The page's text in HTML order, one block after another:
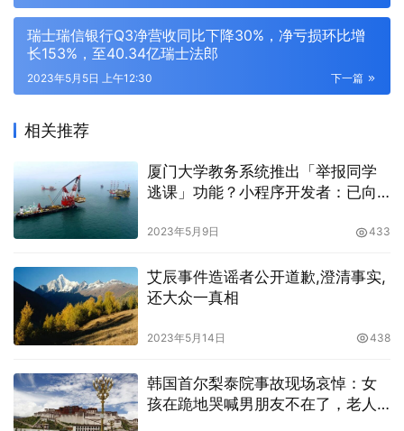
瑞士瑞信银行Q3净营收同比下降30%，净亏损环比增
长153%，至40.34亿瑞士法郎
下一篇
2023年5月5日 上午12:30
相关推荐
厦门大学教务系统推出「举报同学
逃课」功能？小程序开发者：已向
2023年5月9日 433
艾辰事件造谣者公开道歉,澄清事实,
还大众一真相
2023年5月14日 438
韩国首尔梨泰院事故现场哀悼：女
孩在跪地哭喊男朋友不在了，老人